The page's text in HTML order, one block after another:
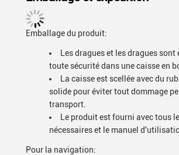
Emballage du produit:
Les dragues et les dragues sont
toute sécurité dans une caisse en
La caisse est scellée avec du
solide pour éviter tout dommage
transport.
Le produit est fourni avec tous
nécessaires et le manuel
Pour la navigation: